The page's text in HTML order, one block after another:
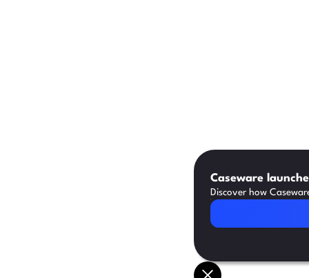
Caseware
Discover how
Read Article